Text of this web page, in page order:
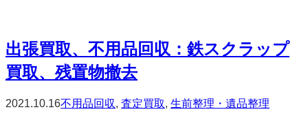
出張買取、不用品回収：鉄スクラップ
買取、残置物撤去
2021.10.16不用品回収, 査定買取, 生前整理・遺品整理